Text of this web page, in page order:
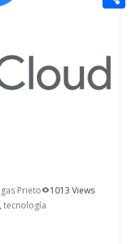
Prieto
1013 Views
, tecnología
n
r
e
s
a
d
i
m
p